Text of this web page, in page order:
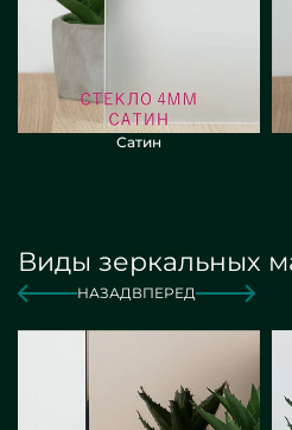
Сатин
Виды зеркальных
НАЗАДВПЕРЕД